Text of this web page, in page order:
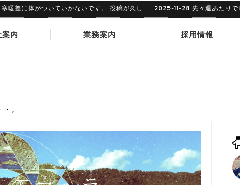
体がついていかないです。 投稿が久し... 2025-11-28 先々週あたりでした
内 業務案内 採用情報
。